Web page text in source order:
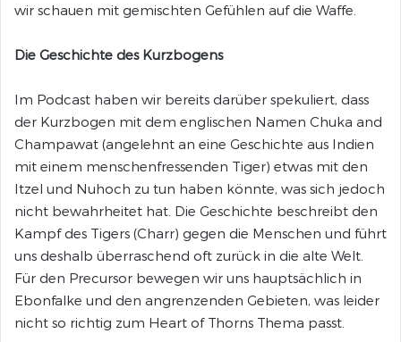
wir schauen mit gemischten Gefühlen auf die Waffe.
Die Geschichte des Kurzbogens
Im Podcast haben wir bereits darüber spekuliert, dass
der Kurzbogen mit dem englischen Namen Chuka and
Champawat (angelehnt an eine Geschichte aus Indien
mit einem menschenfressenden Tiger) etwas mit den
Itzel und Nuhoch zu tun haben könnte, was sich jedoch
nicht bewahrheitet hat. Die Geschichte beschreibt den
Kampf des Tigers (Charr) gegen die Menschen und führt
uns deshalb überraschend oft zurück in die alte Welt.
Für den Precursor bewegen wir uns hauptsächlich in
Ebonfalke und den angrenzenden Gebieten, was leider
nicht so richtig zum Heart of Thorns Thema passt.